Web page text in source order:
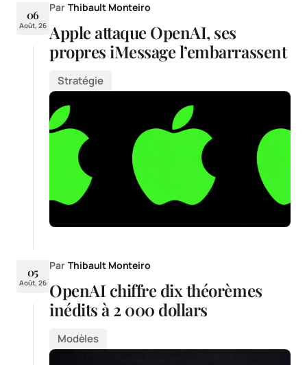
06
Août, 26
Par Thibault Monteiro
Apple attaque OpenAI, ses
propres iMessage l’embarrassent
Stratégie
05
Août, 26
Par Thibault Monteiro
OpenAI chiffre dix théorèmes
inédits à 2 000 dollars
Modèles